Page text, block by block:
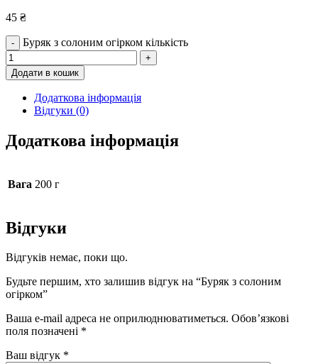
45 ₴
- Буряк з солоним огірком кількість
+
Додати в кошик
Додаткова інформація
Відгуки (0)
Додаткова інформація
Вага 200 г
Відгуки
Відгуків немає, поки що.
Будьте першим, хто залишив відгук на “Буряк з солоним
огірком”
Ваша e-mail адреса не оприлюднюватиметься. Обов’язкові
поля позначені *
Ваш відгук *